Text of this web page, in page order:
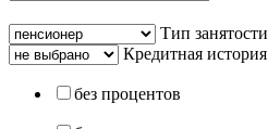
Тип занятости
Кредитная история
без процентов